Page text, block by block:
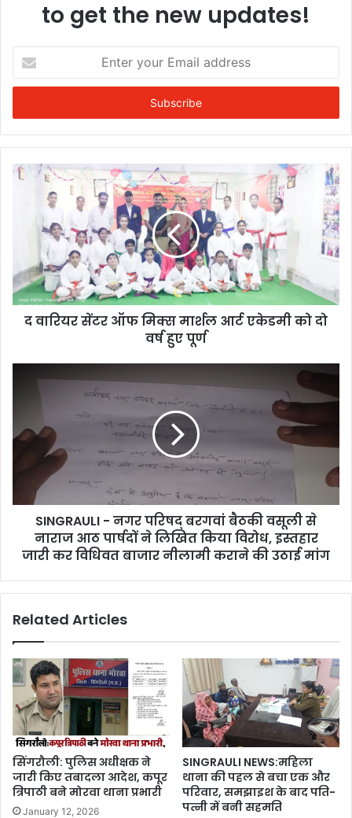
to get the new updates!
your
Email
द वारियर सेंटर ऑफ मिक्स मार्शल आर्ट एकेडमी को दो
वर्ष हुए पूर्ण
SINGRAULI - नगर परिषद् बरगवां बैठकी वसूली से
नाराज आठ पार्षदों ने लिखित किया विरोध, इस्तहार
जारी कर विधिवत बाजार नीलामी कराने की उठाई मांग
Related Articles
सिंगरौली: पुलिस अधीक्षक ने
जारी किए तबादला आदेश, कपूर
त्रिपाठी बने मोरवा थाना प्रभारी
January 12, 2026
SINGRAULI NEWS:महिला
थाना की पहल से बचा एक और
परिवार, समझाइश के बाद पति-
पत्नी में बनी सहमति